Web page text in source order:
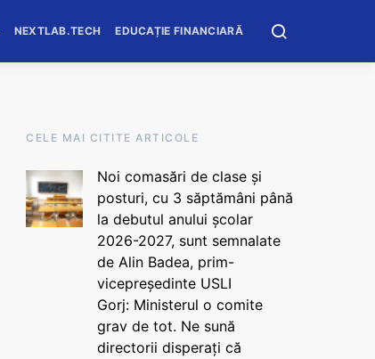
NEXTLAB.TECH EDUCAȚIE FINANCIARĂ
CELE MAI CITITE ARTICOLE
Noi comasări de clase și
posturi, cu 3 săptămâni până
la debutul anului școlar
2026-2027, sunt semnalate
de Alin Badea, prim-
vicepreședinte USLI
Gorj: Ministerul o comite
grav de tot. Ne sună
directorii disperați că